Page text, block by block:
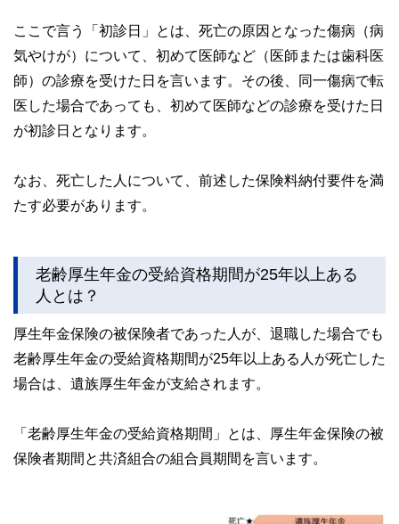
ここで言う「初診日」とは、死亡の原因となった傷病（病
気やけが）について、初めて医師など（医師または歯科医
師）の診療を受けた日を言います。その後、同一傷病で転
医した場合であっても、初めて医師などの診療を受けた日
が初診日となります。
なお、死亡した人について、前述した保険料納付要件を満
たす必要があります。
老齢厚生年金の受給資格期間が25年以上ある
人とは？
厚生年金保険の被保険者であった人が、退職した場合でも
老齢厚生年金の受給資格期間が25年以上ある人が死亡した
場合は、遺族厚生年金が支給されます。
「老齢厚生年金の受給資格期間」とは、厚生年金保険の被
保険者期間と共済組合の組合員期間を言います。